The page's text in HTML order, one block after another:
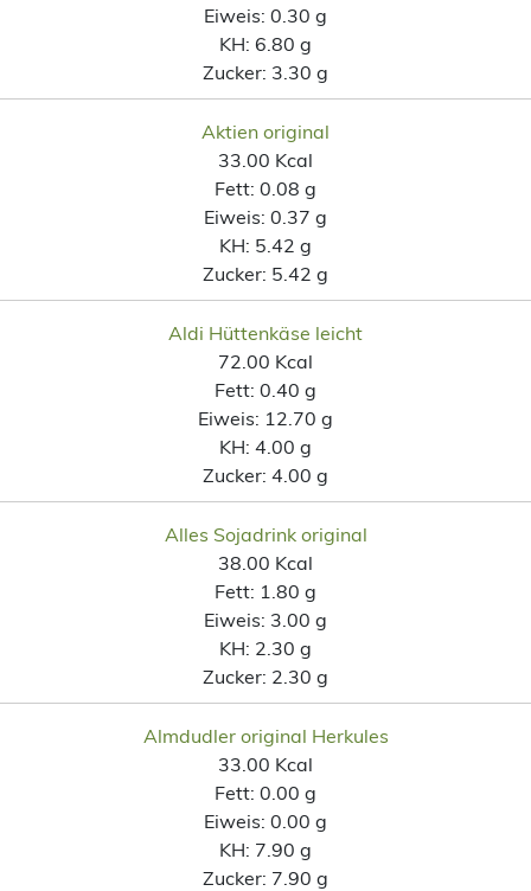
Eiweis: 0.30 g
KH: 6.80 g
Zucker: 3.30 g
Aktien original
33.00 Kcal
Fett: 0.08 g
Eiweis: 0.37 g
KH: 5.42 g
Zucker: 5.42 g
Aldi Hüttenkäse leicht
72.00 Kcal
Fett: 0.40 g
Eiweis: 12.70 g
KH: 4.00 g
Zucker: 4.00 g
Alles Sojadrink original
38.00 Kcal
Fett: 1.80 g
Eiweis: 3.00 g
KH: 2.30 g
Zucker: 2.30 g
Almdudler original Herkules
33.00 Kcal
Fett: 0.00 g
Eiweis: 0.00 g
KH: 7.90 g
Zucker: 7.90 g